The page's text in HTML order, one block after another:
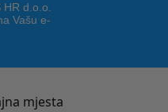
HR d.o.o.
Vašu e-
mjesta